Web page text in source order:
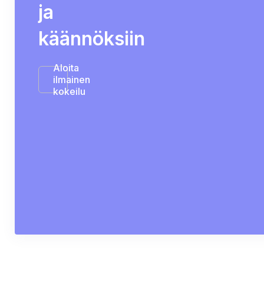
ja
käännöksiin
Aloita
ilmainen
kokeilu